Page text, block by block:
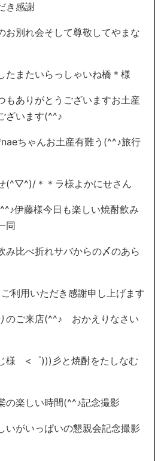
き感謝
お別れ会そして尊敬してやまな
たまたいらっしゃいね橋＊様
もありがとうございますお土産
ざいます(^^♪
ちゃんお土産有難う(^^♪旅行
(^▽^)/＊＊ラ様よかにせさん
伊藤様今日も楽しい焼酎飲み
同
み比べ折れサバからの〆のあら
利用いただき感謝申し上げます
のご来店(^^♪ おかえりなさい
様 <゜)))彡と焼酎をたしなむ
の楽しい時間(^^♪記念撮影
いがいっぱいの懇親会記念撮影